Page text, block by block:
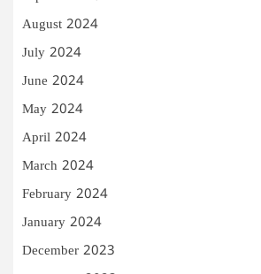
August 2024
July 2024
June 2024
May 2024
April 2024
March 2024
February 2024
January 2024
December 2023